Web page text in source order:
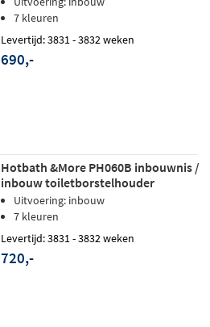
7 kleuren
Levertijd: 3831 - 3832 weken
690,-
Hotbath &More PH060B inbouwnis /
inbouw toiletborstelhouder
16x60x12,6cm - geborsteld koper
PVD
Uitvoering: inbouw
7 kleuren
Levertijd: 3831 - 3832 weken
720,-